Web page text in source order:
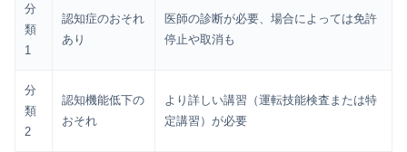
分
類
1
認知症のおそれ
あり
医師の診断が必要、場合によっては免許
停止や取消も
分
類
2
認知機能低下の
おそれ
より詳しい講習（運転技能検査または特
定講習）が必要